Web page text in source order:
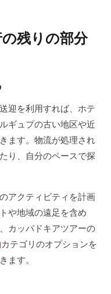
残りの部分
迎を利用すれば、ホテ
ギュプの古い地区や近
ます。物流が処理され
り、自分のペースで探
アクティビティを計画
や地域の遠足を含め
カッパドキアツアーの
カテゴリのオプションを
ます。